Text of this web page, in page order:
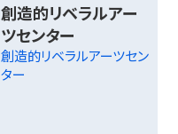
創造的リベラルアー
ツセンター
創造的リベラルアーツセン
ター